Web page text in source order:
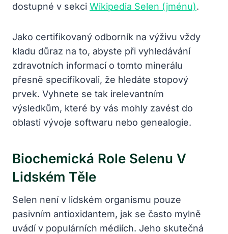
dostupné v sekci Wikipedia Selen (jménu).
Jako certifikovaný odborník na výživu vždy
kladu důraz na to, abyste při vyhledávání
zdravotních informací o tomto minerálu
přesně specifikovali, že hledáte stopový
prvek. Vyhnete se tak irelevantním
výsledkům, které by vás mohly zavést do
oblasti vývoje softwaru nebo genealogie.
Biochemická Role Selenu V
Lidském Těle
Selen není v lidském organismu pouze
pasivním antioxidantem, jak se často mylně
uvádí v populárních médiích. Jeho skutečná